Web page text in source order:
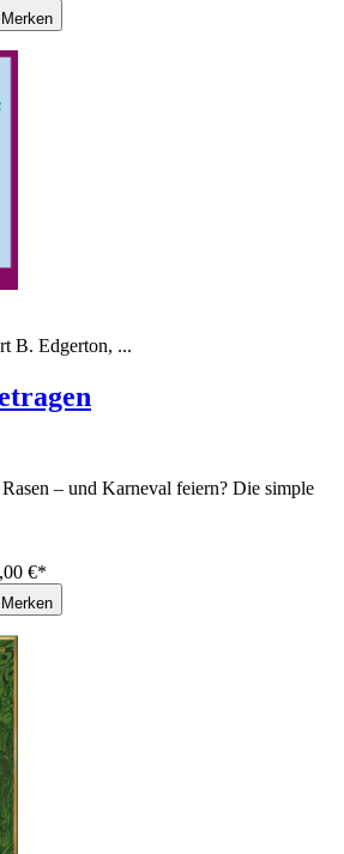
Merken
B. Edgerton, ...
– und Karneval feiern? Die simple
€*
Merken